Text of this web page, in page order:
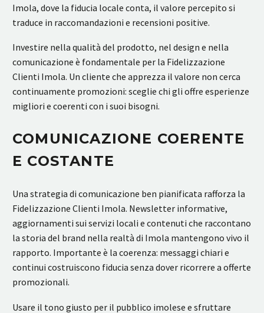
Imola, dove la fiducia locale conta, il valore percepito si
traduce in raccomandazioni e recensioni positive.
Investire nella qualità del prodotto, nel design e nella
comunicazione è fondamentale per la Fidelizzazione
Clienti Imola. Un cliente che apprezza il valore non cerca
continuamente promozioni: sceglie chi gli offre esperienze
migliori e coerenti con i suoi bisogni.
COMUNICAZIONE COERENTE
E COSTANTE
Una strategia di comunicazione ben pianificata rafforza la
Fidelizzazione Clienti Imola. Newsletter informative,
aggiornamenti sui servizi locali e contenuti che raccontano
la storia del brand nella realtà di Imola mantengono vivo il
rapporto. Importante è la coerenza: messaggi chiari e
continui costruiscono fiducia senza dover ricorrere a offerte
promozionali.
Usare il tono giusto per il pubblico imolese e sfruttare